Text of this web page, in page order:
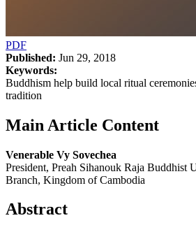
PDF
Published: Jun 29, 2018
Keywords:
Buddhism help build local ritual
tradition
Main Article Content
Venerable Vy Sovechea
President, Preah Sihanouk Raja Buddhist
Branch, Kingdom of Cambodia
Abstract